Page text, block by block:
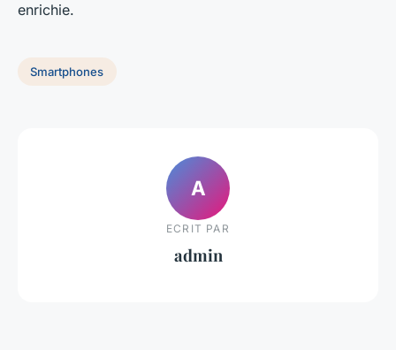
enrichie.
Smartphones
A
ECRIT PAR
admin